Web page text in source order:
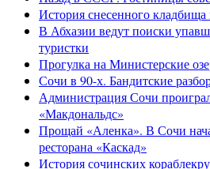
История снесенного
В Абхазии ведут поиски
туристки
Прогулка на Министерские
Сочи в 90-х. Бандитские
Администрация Сочи
«Макдональдс»
Прощай «Аленка». В Сочи
ресторана «Каскад»
История сочинских